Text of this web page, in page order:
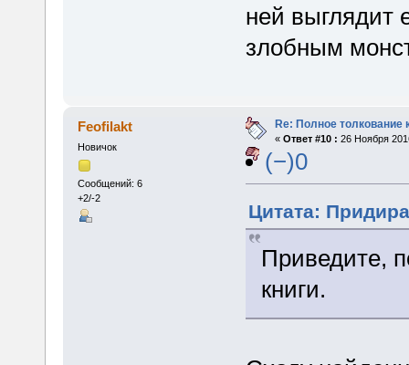
ней выглядит
злобным
Feofilakt
Новичок
Сообщений: 6
+2/-2
Re: Полное толкование
« Ответ #10 : 26 Ноября
(−)0
Цитата:
Приведите,
книги.